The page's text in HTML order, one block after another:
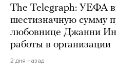
The Telegraph: УЕФА
шестизначную сумму
любовнице Джанни
работы в организации
2 дня назад